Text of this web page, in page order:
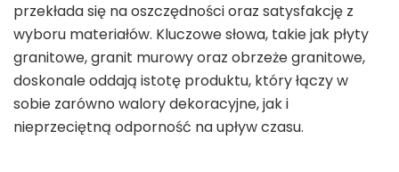
przekłada się na oszczędności oraz satysfakcję z
wyboru materiałów. Kluczowe słowa, takie jak płyty
granitowe, granit murowy oraz obrzeże granitowe,
doskonale oddają istotę produktu, który łączy w
sobie zarówno walory dekoracyjne, jak i
nieprzeciętną odporność na upływ czasu.